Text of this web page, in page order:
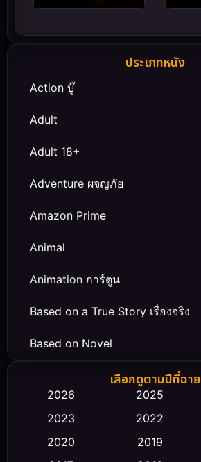
Flowers On The
รินเจี๋ย ดอกพลับพลึง
ประเภทหนัง
Action บู๊
Adult
Adult 18+
Adventure ผจญภัย
Amazon Prime
Animal
Animation การ์ตูน
Based on a True Story เรื่องจริง
Based on Novel
Biography ชีวิตจริง
Classic หนังคลาสสิก
เลือกดูตามปีที่ฉาย
2026 2025
2023
2022
2020
2019